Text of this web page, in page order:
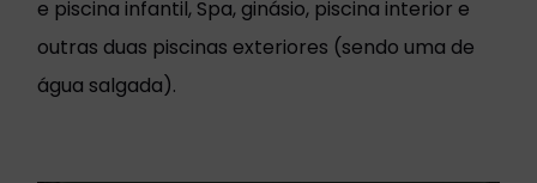
e piscina infantil, Spa, ginásio, piscina interior e
outras duas piscinas exteriores (sendo uma de
água salgada).